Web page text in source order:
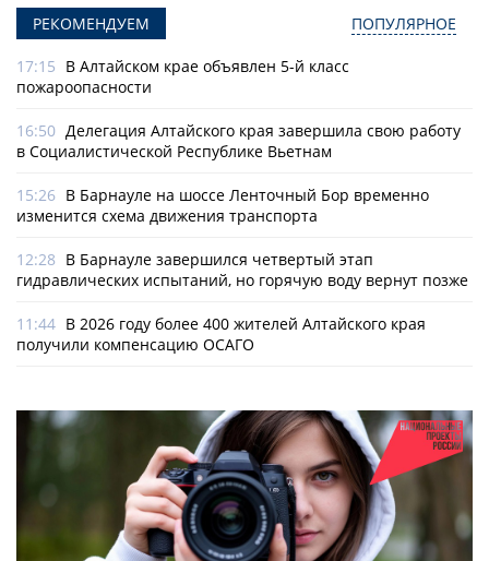
РЕКОМЕНДУЕМ ПОПУЛЯРНОЕ
17:15 В Алтайском крае объявлен 5-й класс
пожароопасности
16:50 Делегация Алтайского края завершила свою работу
в Социалистической Республике Вьетнам
15:26 В Барнауле на шоссе Ленточный Бор временно
изменится схема движения транспорта
12:28 В Барнауле завершился четвертый этап
гидравлических испытаний, но горячую воду вернут позже
11:44 В 2026 году более 400 жителей Алтайского края
получили компенсацию ОСАГО